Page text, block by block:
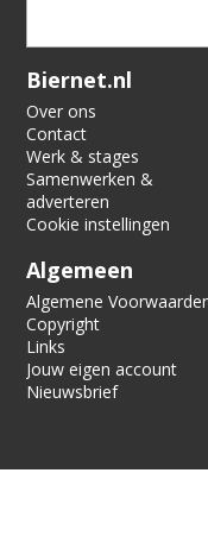
Verification code:
Biernet.nl
Over ons
Contact
Werk & stages
Samenwerken &
adverteren
Cookie instellingen
Algemeen
Algemene
Copyright
Links
Jouw eigen account
Nieuwsbrief